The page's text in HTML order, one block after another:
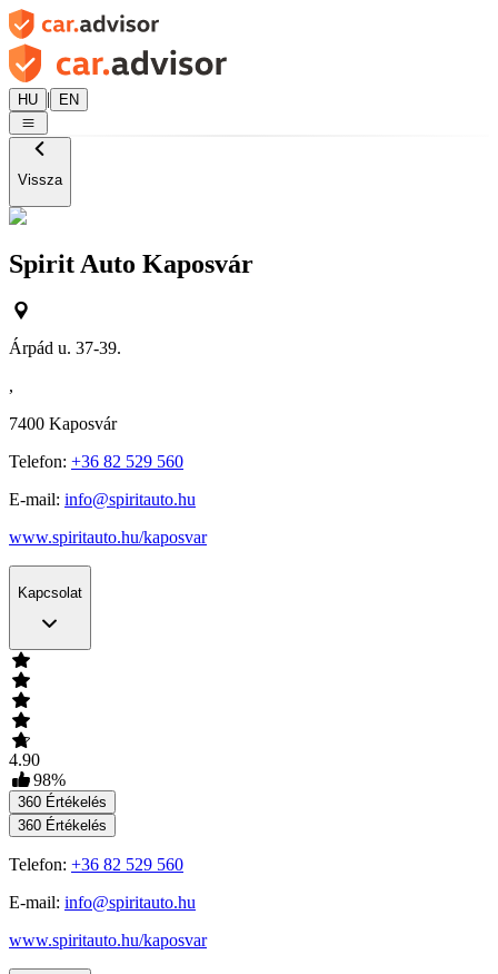
HU | EN
Vissza
Spirit Auto Kaposvár
Árpád u. 37-39.
,
7400 Kaposvár
Telefon: +36 82 529 560
E-mail: info@spiritauto.hu
www.spiritauto.hu/kaposvar
Kapcsolat
4.90
98%
360 Értékelés
360 Értékelés
Telefon: +36 82 529 560
E-mail: info@spiritauto.hu
www.spiritauto.hu/kaposvar